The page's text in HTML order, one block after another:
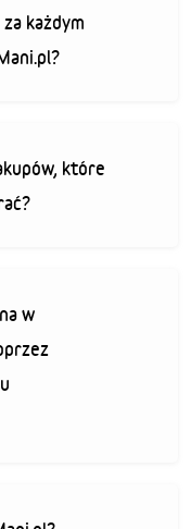
każdym
które
w